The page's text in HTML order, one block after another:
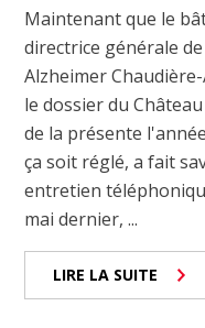
Maintenant que le
directrice générale
Alzheimer
le dossier du
de la présente
ça soit réglé, a fait
entretien
mai dernier, ...
LIRE LA SUITE